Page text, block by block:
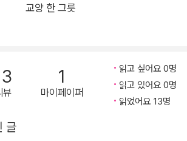
고 강요하지 않고, 가끔씩 그리고 조금만 식
좋다고 말해요. 기후 위기의 시대에 새로운
요. 그동안 ‘비건’이라는 말을 들어본 적은
뜻인지 몰라서 궁금했다면, ‘채식’이 유별
교양 한 그릇
뷰
1
마이페이퍼
읽고 싶어요 0명
읽고 있어요 0명
읽었어요 13명
글